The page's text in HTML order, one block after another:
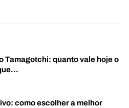
Tamagotchi: quanto vale hoje o
como escolher a melhor